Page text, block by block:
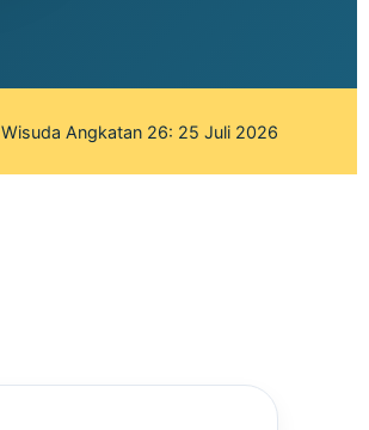
Wisuda Angkatan 26: 25 Juli 2026